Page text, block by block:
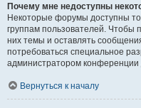
Почему мне недоступны
Некоторые форумы доступны
группам пользователей. Чтобы
них темы и оставлять
потребоваться специальное
администратором конференции
Вернуться к началу